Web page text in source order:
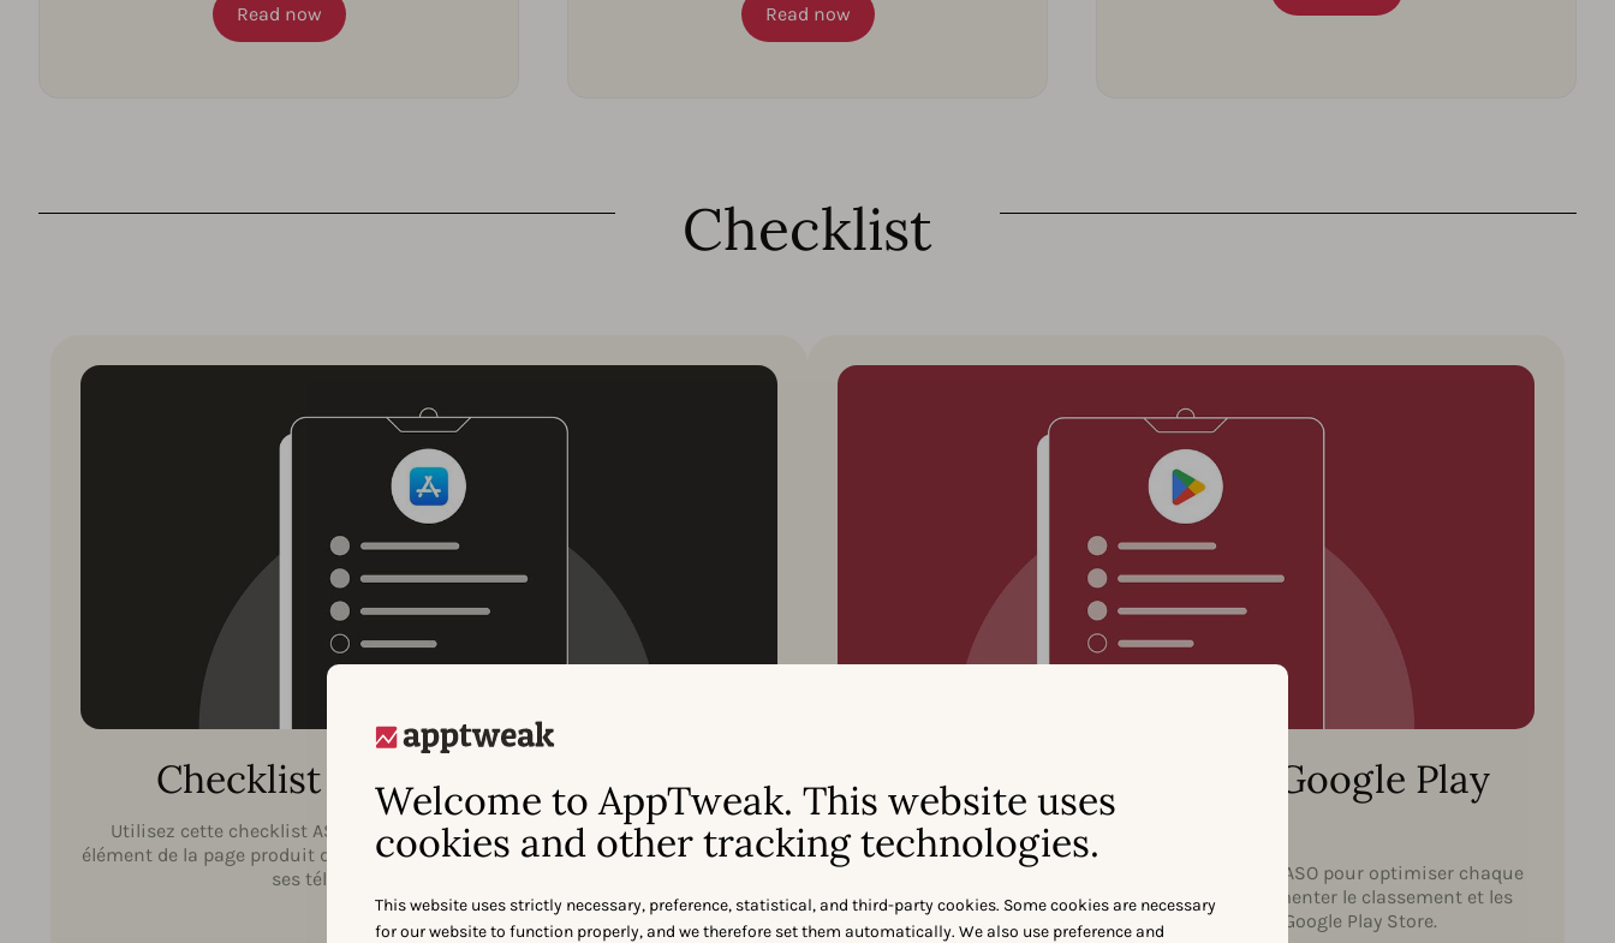
Welcome to AppTweak. This website uses
cookies and other tracking technologies.
This website uses strictly necessary, preference, statistical, and third-party cookies. Some cookies are necessary
for our website to function properly, and we therefore set them automatically. We also use preference and
Read now Read now
Checklist
Checklist ASO pour l’App Store
Utilisez cette checklist ASO complète pour apprendre à optimiser chaque
élément de la page produit de votre application afin d’augmenter sa visibilité et
ses téléchargements sur l’App Store.
Checklist ASO pour le Google Play
Soyez découvert sur Google Play. Utilisez ce guide ASO pour optimiser chaque
élément de votre fiche sur l’app store afin d’augmenter le classement et les
installations de votre application sur le Google Play Store.